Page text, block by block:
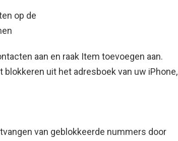
aan en raak Item toevoegen aan.
uit het adresboek van uw iPhone,
van geblokkeerde nummers door